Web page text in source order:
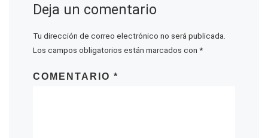
Deja un comentario
Tu dirección de correo electrónico no será publicada.
Los campos obligatorios están marcados con *
COMENTARIO *